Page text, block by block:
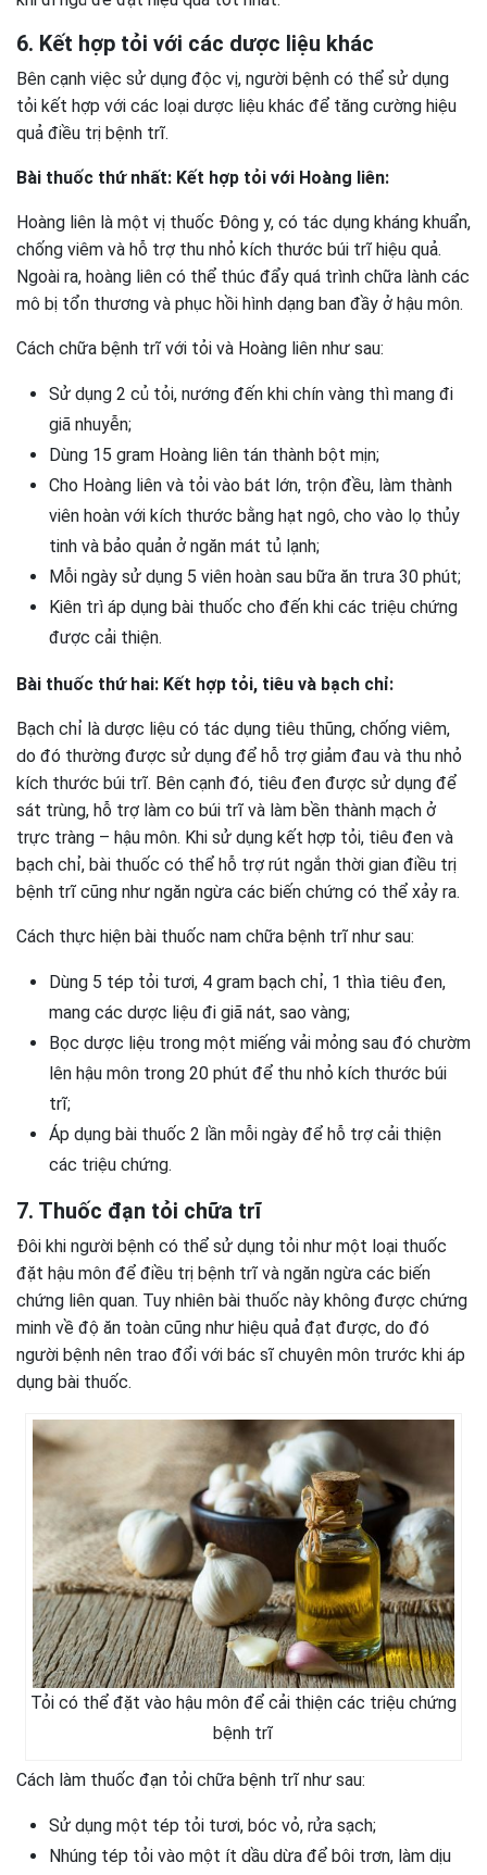
6. Kết hợp tỏi với các dược liệu khác
Bên cạnh việc sử dụng độc vị, người bệnh có thể sử dụng
tỏi kết hợp với các loại dược liệu khác để tăng cường hiệu
quả điều trị bệnh trĩ.
Bài thuốc thứ nhất: Kết hợp tỏi với Hoàng liên:
Hoàng liên là một vị thuốc Đông y, có tác dụng kháng khuẩn,
chống viêm và hỗ trợ thu nhỏ kích thước búi trĩ hiệu quả.
Ngoài ra, hoàng liên có thể thúc đẩy quá trình chữa lành các
mô bị tổn thương và phục hồi hình dạng ban đầy ở hậu môn.
Cách chữa bệnh trĩ với tỏi và Hoàng liên như sau:
Sử dụng 2 củ tỏi, nướng đến khi chín vàng thì mang đi
giã nhuyễn;
Dùng 15 gram Hoàng liên tán thành bột mịn;
Cho Hoàng liên và tỏi vào bát lớn, trộn đều, làm thành
viên hoàn với kích thước bằng hạt ngô, cho vào lọ thủy
tinh và bảo quản ở ngăn mát tủ lạnh;
Mỗi ngày sử dụng 5 viên hoàn sau bữa ăn trưa 30 phút;
Kiên trì áp dụng bài thuốc cho đến khi các triệu chứng
được cải thiện.
Bài thuốc thứ hai: Kết hợp tỏi, tiêu và bạch chỉ:
Bạch chỉ là dược liệu có tác dụng tiêu thũng, chống viêm,
do đó thường được sử dụng để hỗ trợ giảm đau và thu nhỏ
kích thước búi trĩ. Bên cạnh đó, tiêu đen được sử dụng để
sát trùng, hỗ trợ làm co búi trĩ và làm bền thành mạch ở
trực tràng – hậu môn. Khi sử dụng kết hợp tỏi, tiêu đen và
bạch chỉ, bài thuốc có thể hỗ trợ rút ngắn thời gian điều trị
bệnh trĩ cũng như ngăn ngừa các biến chứng có thể xảy ra.
Cách thực hiện bài thuốc nam chữa bệnh trĩ như sau:
Dùng 5 tép tỏi tươi, 4 gram bạch chỉ, 1 thìa tiêu đen,
mang các dược liệu đi giã nát, sao vàng;
Bọc dược liệu trong một miếng vải mỏng sau đó chườm
lên hậu môn trong 20 phút để thu nhỏ kích thước búi
trĩ;
Áp dụng bài thuốc 2 lần mỗi ngày để hỗ trợ cải thiện
các triệu chứng.
7. Thuốc đạn tỏi chữa trĩ
Đôi khi người bệnh có thể sử dụng tỏi như một loại thuốc
đặt hậu môn để điều trị bệnh trĩ và ngăn ngừa các biến
chứng liên quan. Tuy nhiên bài thuốc này không được chứng
minh về độ ăn toàn cũng như hiệu quả đạt được, do đó
người bệnh nên trao đổi với bác sĩ chuyên môn trước khi áp
dụng bài thuốc.
Tỏi có thể đặt vào hậu môn để cải thiện các triệu chứng
bệnh trĩ
Cách làm thuốc đạn tỏi chữa bệnh trĩ như sau:
Sử dụng một tép tỏi tươi, bóc vỏ, rửa sạch;
Nhúng tép tỏi vào một ít dầu dừa để bôi trơn, làm dịu